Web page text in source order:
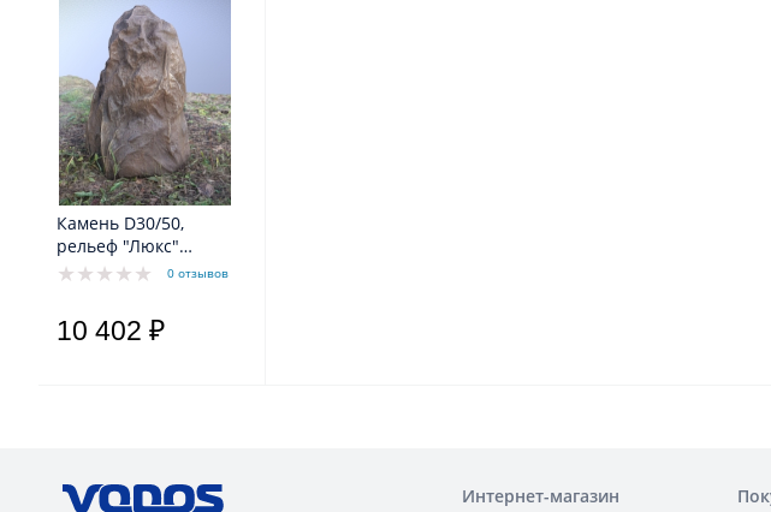
Камень D30/50,
рельеф "Люкс"
коричневый
0 отзывов
10 402 ₽
Интернет-магазин